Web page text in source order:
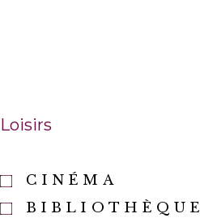
Loisirs
CINÉMA
BIBLIOTHÈQUE